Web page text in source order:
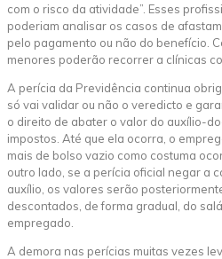
com o risco da atividade”. Esses
poderiam analisar os casos de
pelo pagamento ou não do benefício.
menores poderão recorrer a clínicas
A perícia da Previdência continua
só vai validar ou não o veredicto e
o direito de abater o valor do auxílio-
impostos. Até que ela ocorra, o
mais de bolso vazio como costuma
outro lado, se a perícia oficial negar a
auxílio, os valores serão
descontados, de forma gradual, do
empregado.
A demora nas perícias muitas vezes